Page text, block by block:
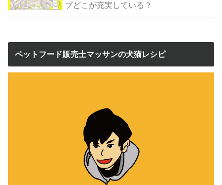
プどこが充実している？
ペットフード販売士マッサンの犬猫レシピ